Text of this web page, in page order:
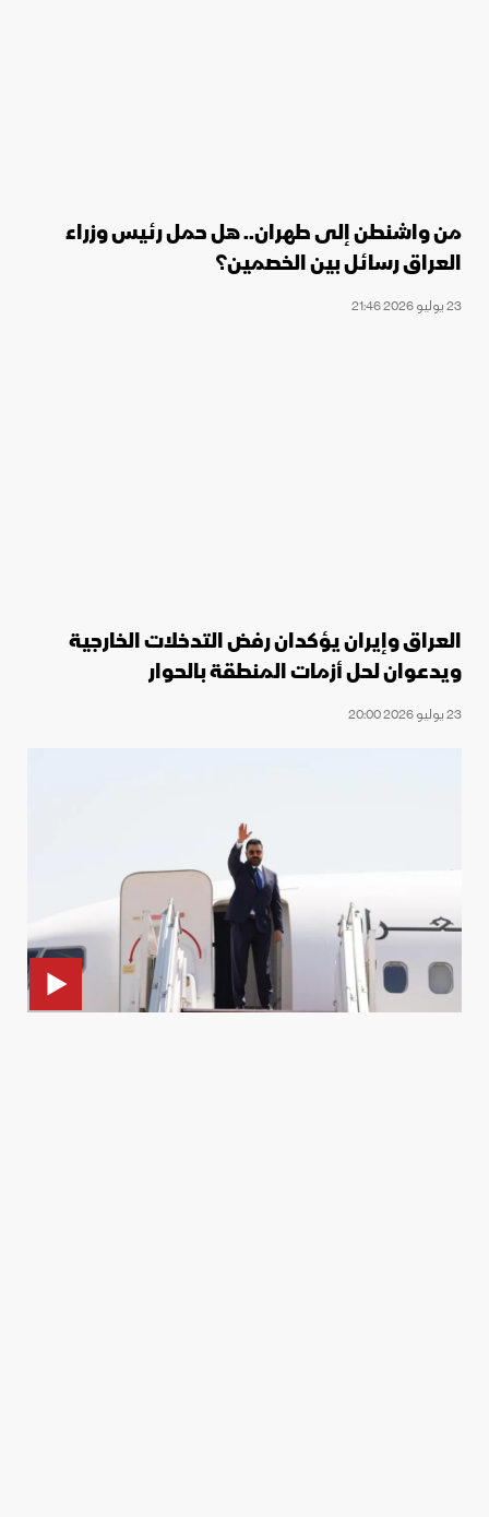
من واشنطن إلى طهران.. هل حمل رئيس وزراء
العراق رسائل بين الخصمين؟
23 يوليو 2026 21:46
العراق وإيران يؤكدان رفض التدخلات الخارجية
ويدعوان لحل أزمات المنطقة بالحوار
23 يوليو 2026 20:00